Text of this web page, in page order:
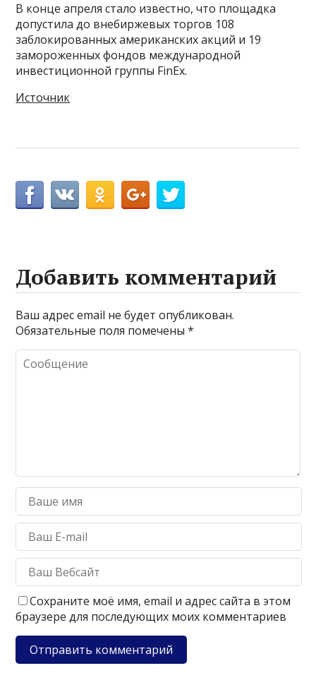
В конце апреля стало известно, что площадка
допустила до внебиржевых торгов 108
заблокированных американских акций и 19
замороженных фондов международной
инвестиционной группы FinEx.
Источник
Добавить комментарий
Ваш адрес email не будет опубликован.
Обязательные поля помечены*
Сохраните моё имя, email и адрес сайта в этом
браузере для последующих моих комментариев